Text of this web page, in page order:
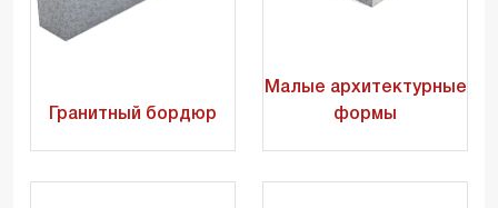
Гранитный бордюр
Малые архитектурные
формы